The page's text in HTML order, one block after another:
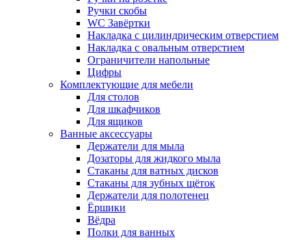
Ручки скобы
WC Завёртки
Накладка с цилиндрическим отверстием
Накладка с овальным отверстием
Ограничители напольные
Цифры
Комплектующие для мебели
Для столов
Для шкафчиков
Для ящиков
Ванные аксессуары
Держатели для мыла
Дозаторы для жидкого мыла
Стаканы для ватных дисков
Стаканы для зубных щёток
Держатели для полотенец
Ёршики
Вёдра
Полки для ванных